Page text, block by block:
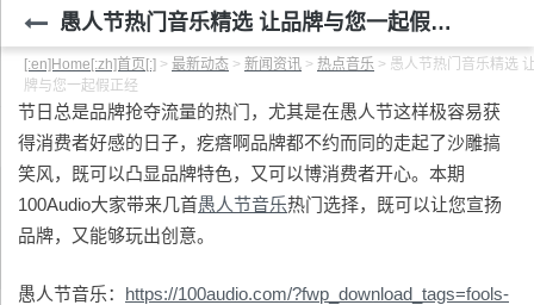
愚人节热门音乐精选 让品牌与您一起假正经
[:en]Home[:zh]首页[:] > 最新动态 > 新闻资讯 > 热点音乐 > 愚人节热门音乐精选
牌与您一起假正经
节日总是品牌抢夺流量的热门，尤其是在愚人节这样极容易获
得消费者好感的日子，疙瘩啊品牌都不约而同的走起了沙雕搞
笑风，既可以凸显品牌特色，又可以博消费者开心。本期
100Audio大家带来几首愚人节音乐热门选择，既可以让您宣扬
品牌，又能够玩出创意。
愚人节音乐： https://100audio.com/?fwp_download_tags=fools-